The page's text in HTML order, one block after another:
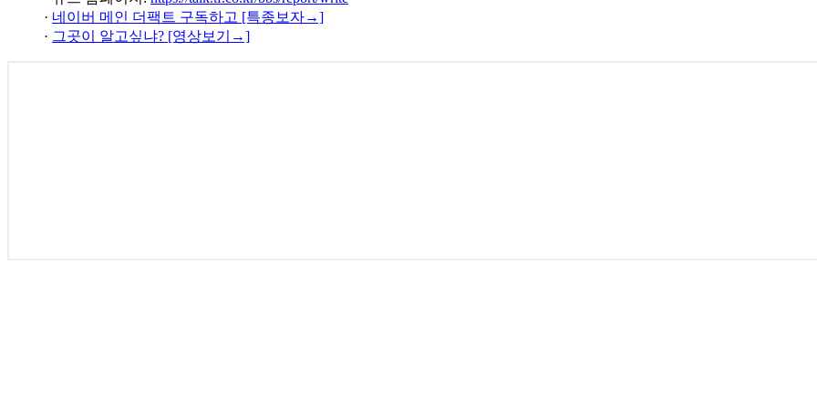
· 네이버 메인 더팩트 구독하고 [특종보자→]
· 그곳이 알고싶냐? [영상보기→]